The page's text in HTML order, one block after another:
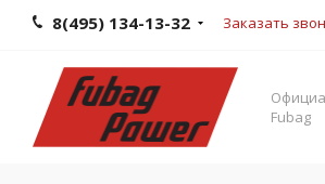
8(495) 134-13-32 Заказать
Fubag